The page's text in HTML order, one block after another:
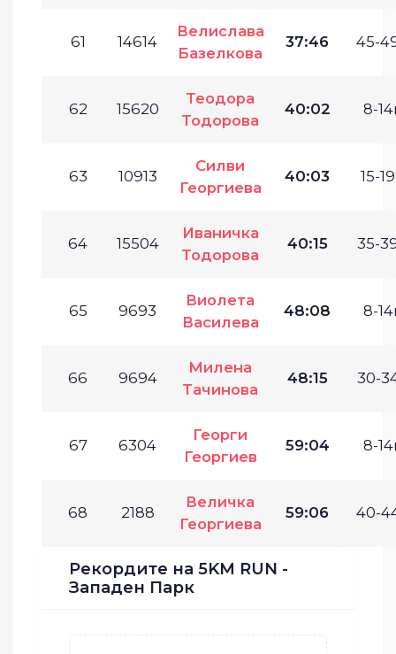
61 14614
Велислава
Базелкова
37:46 45-
62 15620
Теодора
Тодорова
40:02 8-
63 10913
Силви
Георгиева
40:03 15-
64 15504
Иваничка
Тодорова
40:15 35-
65 9693
Виолета
Василева
48:08 8-
66 9694
Милена
Тачинова
48:15 30-
67 6304
Георги
Георгиев
59:04 8-
68 2188
Величка
Георгиева
59:06 40-
Рекордите на 5KM RUN -
Западен Парк